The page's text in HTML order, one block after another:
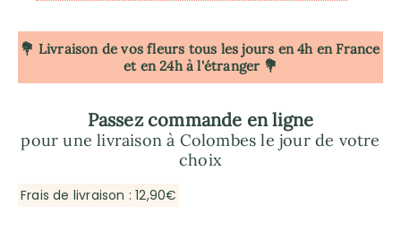
💐 Livraison de vos fleurs tous les jours en 4h en France
et en 24h à l'étranger 💐
Passez commande en ligne
pour une livraison à Colombes le jour de votre
choix
Frais de livraison : 12,90€